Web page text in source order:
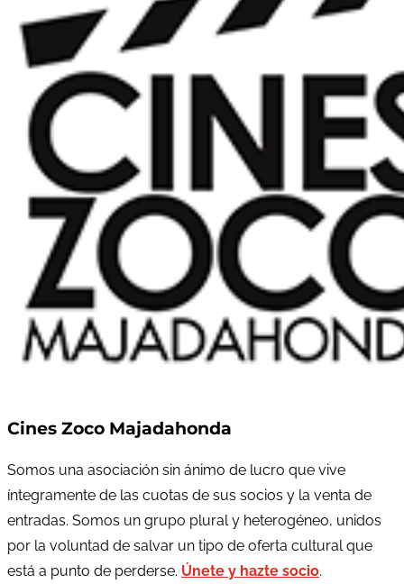
Cines Zoco Majadahonda
Somos una asociación sin ánimo de lucro que vive
íntegramente de las cuotas de sus socios y la venta de
entradas. Somos un grupo plural y heterogéneo, unidos
por la voluntad de salvar un tipo de oferta cultural que
está a punto de perderse. Únete y hazte socio.